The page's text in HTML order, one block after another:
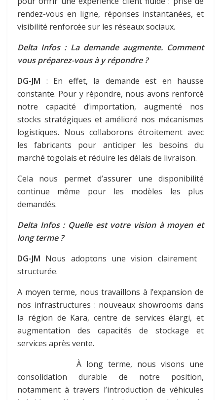
rendez-vous en ligne, réponses instantanées, et
visibilité renforcée sur les réseaux sociaux.
Delta Infos : La demande augmente. Comment
vous préparez-vous à y répondre ?
DG-JM : En effet, la demande est en hausse
constante. Pour y répondre, nous avons renforcé
notre capacité d’importation, augmenté nos
stocks stratégiques et amélioré nos mécanismes
logistiques. Nous collaborons étroitement avec
les fabricants pour anticiper les besoins du
marché togolais et réduire les délais de livraison.
Cela nous permet d’assurer une disponibilité
continue même pour les modèles les plus
demandés.
Delta Infos : Quelle est votre vision à moyen et
long terme ?
DG-JM Nous adoptons une vision clairement
structurée.
A moyen terme, nous travaillons à l’expansion de
nos infrastructures : nouveaux showrooms dans
la région de Kara, centre de services élargi, et
augmentation des capacités de stockage et
services après vente.
À long terme, nous visons une
consolidation durable de notre position,
notamment à travers l’introduction de véhicules